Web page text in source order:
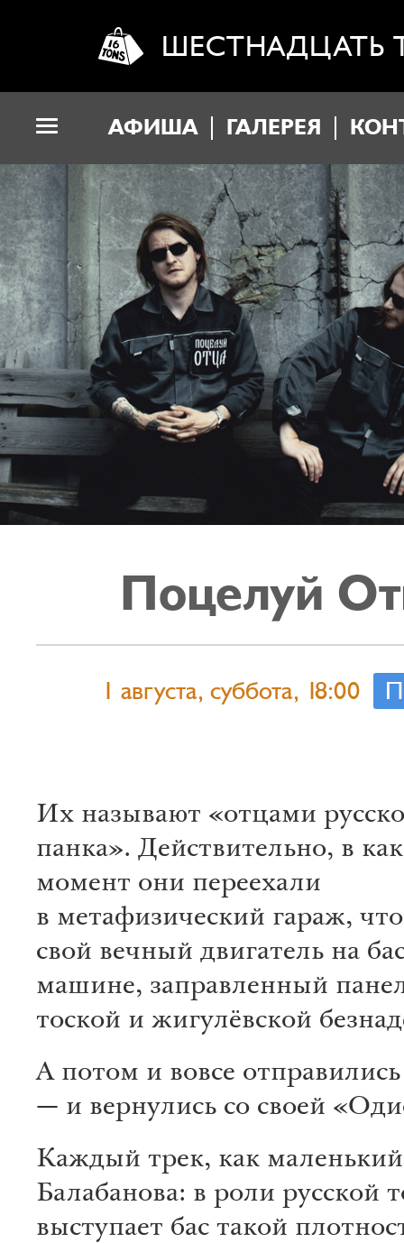
ШЕСТНАДЦАТЬ
АФИША ГАЛЕРЕЯ
Поцелуй
1 августа, суббота, 18:00
Их называют «отцами
панка». Действительно, в
момент они переехали
в метафизический гараж,
свой вечный двигатель на
машине, заправленный
тоской и жигулёвской
А потом и вовсе
— и вернулись со своей
Каждый трек, как
Балабанова: в роли русской
выступает бас такой